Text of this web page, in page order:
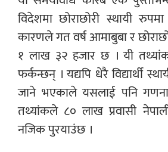
विदेशमा छोराछोरी स्थायी
कारणले गत वर्ष आमाबुबा र
१ लाख ३२ हजार छ । यी
फर्कन्छन् । यद्यपि धेरै विद्यार्थी
जाने भएकाले यसलाई पनि गणना
तथ्यांकले ८० लाख प्रवासी
नजिक पुरयाउंछ ।